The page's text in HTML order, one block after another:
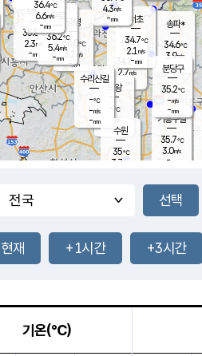
과천
34.7℃
2.7m/s
- mm
-mm
33.6
℃
36.9℃
2.0m/s
-mm
의왕
- ℃
m/s
mm
mm
광명
36.0
℃
3.1 m/s
-mm
부천
35.8℃
2.3m/s
-mm
-mm
구로
36.2℃
5.4m/s
-mm
송파*
34.6℃
3.9m/s
-mm
서초
34.7℃
2.1 m/s
-mm
기흥구갈
35.7℃
3.0m/s
-
수리산길
-℃
-m/s
-mm
분당구
35.2℃
-m/s
-mm
36.4℃
6.6m/s
-mm
수원
35℃
3.7 m/s
4.3m/s
-mm
현재 +1시간 +3시간
기온(℃)